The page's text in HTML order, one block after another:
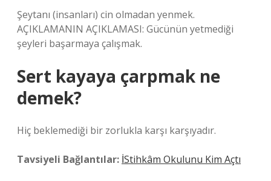
Şeytanı (insanları) cin olmadan yenmek.
AÇIKLAMANIN AÇIKLAMASI: Gücünün yetmediği
şeyleri başarmaya çalışmak.
Sert kayaya çarpmak ne
demek?
Hiç beklemediği bir zorlukla karşı karşıyadır.
Tavsiyeli Bağlantılar: İStihkâm Okulunu Kim Açtı